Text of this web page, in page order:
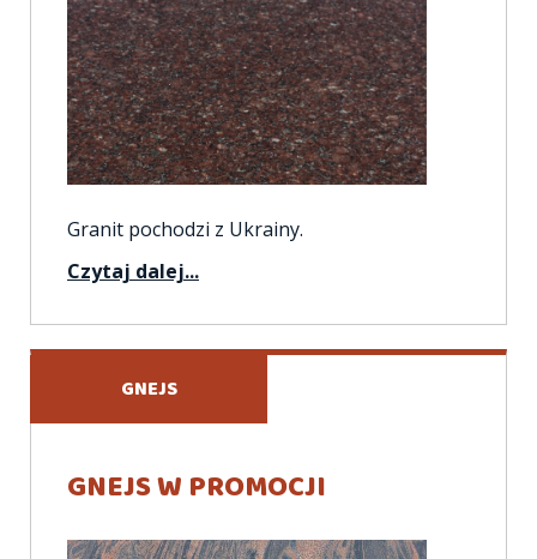
Granit pochodzi z Ukrainy.
Czytaj dalej...
GNEJS
GNEJS W PROMOCJI